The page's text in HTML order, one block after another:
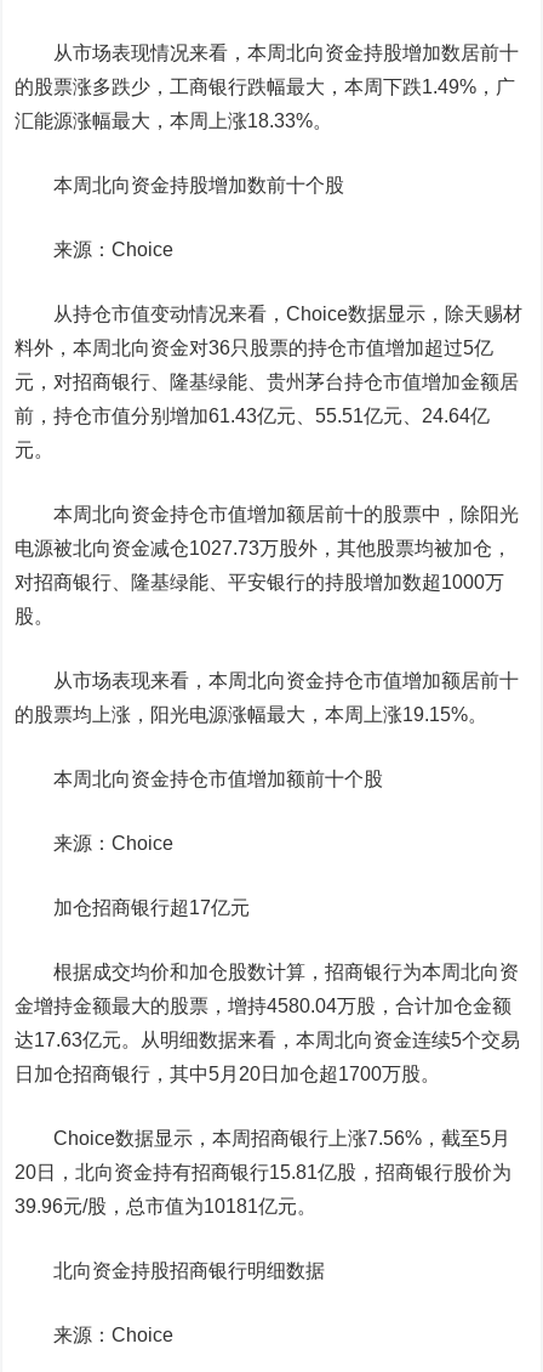
从市场表现情况来看，本周北向资金持股增加数居前十
的股票涨多跌少， 工商银行跌幅最大，本周下跌1.49%， 广
汇能源涨幅最大，本周上涨18.33%。
本周北向资金持股增加数前十个股
来源：Choice
从持仓市值变动情况来看，Choice数据显示，除天赐材
料外，本周北向资金对36只股票的持仓市值增加超过5亿
元，对招商银行、
隆基绿能 、贵州茅台持仓市值增加金额居
前，持仓市值分别增加61.43亿元、55.51亿元、24.64亿
元。
本周北向资金持仓市值增加额居前十的股票中，除阳光
电源被北向资金减仓1027.73万股外，其他股票均被加仓，
对招商银行、隆基绿能、平安银行的持股增加数超1000万
股。
从市场表现来看，本周北向资金持仓市值增加额居前十
的股票均上涨，阳光电源涨幅最大，本周上涨19.15%。
本周北向资金持仓市值增加额前十个股
来源：Choice
加仓招商银行超17亿元
根据成交均价和加仓股数计算，招商银行为本周北向资
金增持金额最大的股票，增持4580.04万股，合计加仓金额
达17.63亿元。从明细数据来看，本周北向资金连续5个交易
日加仓招商银行，其中5月20日加仓超1700万股。
Choice数据显示，本周招商银行上涨7.56%，截至5月
20日，北向资金持有招商银行15.81亿股，招商银行股价为
39.96元/股，总市值为10181亿元。
北向资金持股招商银行明细数据
来源：Choice